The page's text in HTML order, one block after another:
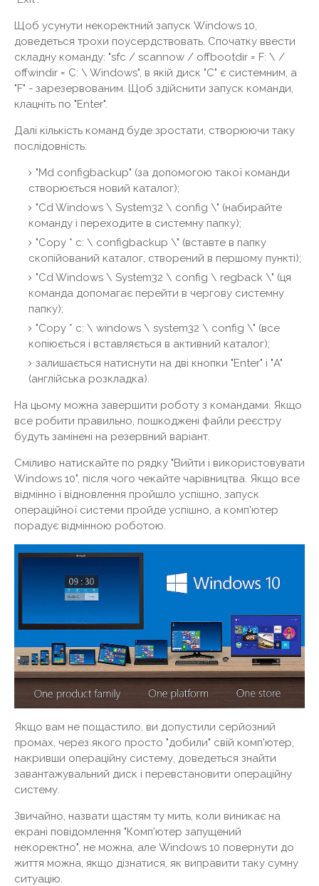
Щоб усунути некоректний запуск Windows 10,
доведеться трохи поусердствовать. Спочатку ввести
складну команду: "sfc / scannow / offbootdir = F: \ /
offwindir = C: \ Windows", в якій диск "C" є системним, а
"F" - зарезервованим. Щоб здійснити запуск команди,
клацніть по "Enter".
Далі кількість команд буде зростати, створюючи таку
послідовність:
"Md configbackup" (за допомогою такої команди
створюється новий каталог);
"Cd Windows \ System32 \ config \" (набирайте
команду і переходите в системну папку);
"Copy * c: \ configbackup \" (вставте в папку
скопійований каталог, створений в першому пункті);
"Cd Windows \ System32 \ config \ regback \" (ця
команда допомагає перейти в чергову системну
папку);
"Copy * c: \ windows \ system32 \ config \" (все
копіюється і вставляється в активний каталог);
залишається натиснути на дві кнопки "Enter" і "A"
(англійська розкладка).
На цьому можна завершити роботу з командами. Якщо
все робити правильно, пошкоджені файли реєстру
будуть замінені на резервний варіант.
Сміливо натискайте по рядку "Вийти і використовувати
Windows 10", після чого чекайте чарівництва. Якщо все
відмінно і відновлення пройшло успішно, запуск
операційної системи пройде успішно, а комп'ютер
порадує відмінною роботою.
Якщо вам не пощастило, ви допустили серйозний
промах, через якого просто "добили" свій комп'ютер,
накривши операційну систему, доведеться знайти
завантажувальний диск і перевстановити операційну
систему.
Звичайно, назвати щастям ту мить, коли виникає на
екрані повідомлення "Комп'ютер запущений
некоректно", не можна, але Windows 10 повернути до
життя можна, якщо дізнатися, як виправити таку сумну
ситуацію.